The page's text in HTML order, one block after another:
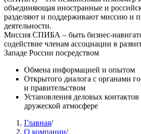
объединяющая иностранные и
разделяют и поддерживают миссию и
деятельности.
Миссия СПИБА – быть бизнес-
содействие членам ассоциации в
Западе России посредством
Обмена информацией и опытом
Открытого диалога с органами
и правительством
Установления деловых
дружеской атмосфере
Главная/
О компании/